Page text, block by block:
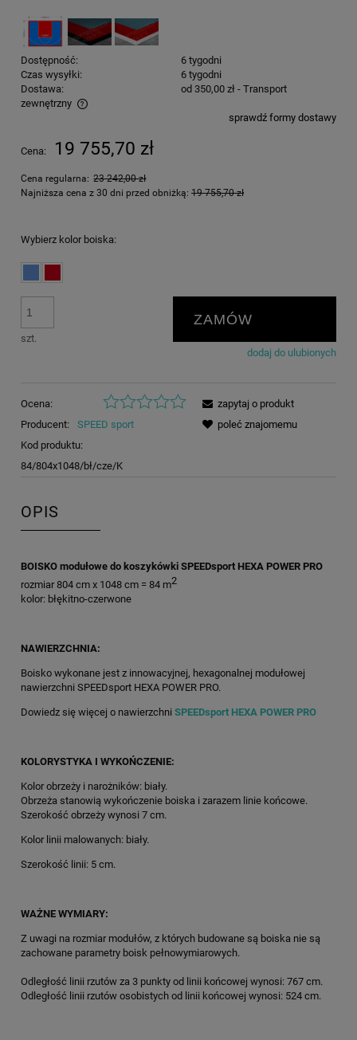
Dostępność:
6 tygodni
Czas wysyłki:
6 tygodni
Dostawa:
od 350,00 zł - Transport
zewnętrzny
Cena nie zawiera ewentualnych kosztów płatnościsprawdź formy dostawy
Cena: 19 755,70 zł
Cena regularna: 23 242,00 zł
Najniższa cena z 30 dni przed obniżką: 19 755,70 zł
Wybierz kolor boiska:
szt.
ZAMÓW
dodaj do ulubionych
Ocena:
Producent:
SPEED sport
Kod produktu:
84/804x1048/bł/cze/K
zapytaj o produkt
poleć znajomemu
OPIS
BOISKO modułowe do koszykówki SPEEDsport HEXA POWER PRO
rozmiar 804 cm x 1048 cm = 84 m2
kolor: błękitno-czerwone
NAWIERZCHNIA:
Boisko wykonane jest z innowacyjnej, hexagonalnej modułowej
nawierzchni SPEEDsport HEXA POWER PRO.
Dowiedz się więcej o nawierzchni SPEEDsport HEXA POWER PRO
KOLORYSTYKA I WYKOŃCZENIE:
Kolor obrzeży i narożników: biały.
Obrzeża stanowią wykończenie boiska i zarazem linie końcowe.
Szerokość obrzeży wynosi 7 cm.
Kolor linii malowanych: biały.
Szerokość linii: 5 cm.
WAŻNE WYMIARY:
Z uwagi na rozmiar modułów, z których budowane są boiska nie są
zachowane parametry boisk pełnowymiarowych.
Odległość linii rzutów za 3 punkty od linii końcowej wynosi: 767 cm.
Odległość linii rzutów osobistych od linii końcowej wynosi: 524 cm.